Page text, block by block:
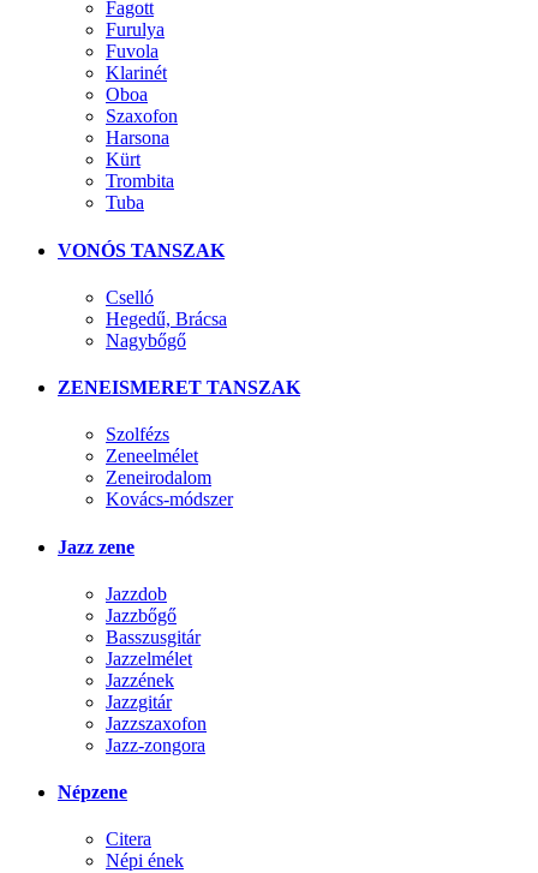
Fagott
Furulya
Fuvola
Klarinét
Oboa
Szaxofon
Harsona
Kürt
Trombita
Tuba
VONÓS TANSZAK
Cselló
Hegedű, Brácsa
Nagybőgő
ZENEISMERET TANSZAK
Szolfézs
Zeneelmélet
Zeneirodalom
Kovács-módszer
Jazz zene
Jazzdob
Jazzbőgő
Basszusgitár
Jazzelmélet
Jazzének
Jazzgitár
Jazzszaxofon
Jazz-zongora
Népzene
Citera
Népi ének